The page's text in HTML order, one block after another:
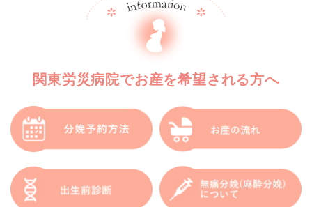
関東労災病院でお産を希望される方へ